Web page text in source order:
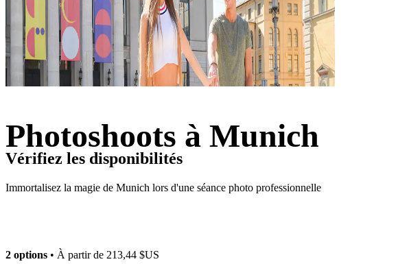
Photoshoots à Munich
Immortalisez la magie de Munich lors d'une séance photo professionnelle
Vérifiez les disponibilités
2 options • À partir de 213,44 $US